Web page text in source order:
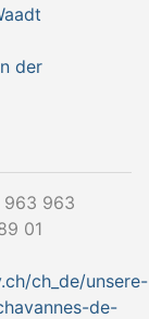
der
963 963
01
ch_de/unsere-
de-